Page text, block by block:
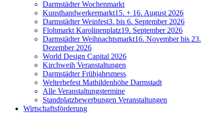
Darmstädter Wochenmarkt
Kunsthandwerkermarkt15. + 16. August 2026
Darmstädter Weinfest3. bis 6. September 2026
Flohmarkt Karolinenplatz19. September 2026
Darmstädter Weihnachtsmarkt16. November bis 23.
Dezember 2026
World Design Capital 2026
Kirchweih Veranstaltungen
Darmstädter Frühjahrsmess
Welterbefest Mathildenhöhe Darmstadt
Alle Veranstaltungstermine
Standplatzbewerbungen Veranstaltungen
Wirtschaftsförderung